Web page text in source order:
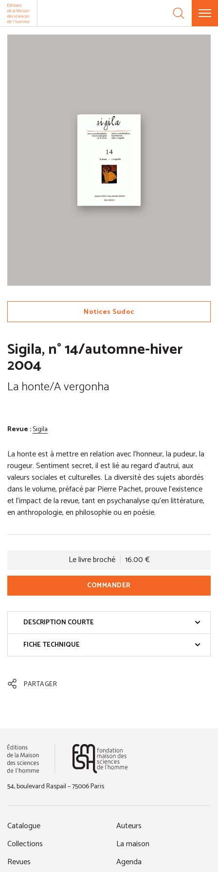
Aller au contenu
Notices Sudoc
Sigila, n° 14/automne-hiver
2004
La honte/A vergonha
Revue :Sigila
La honte est à mettre en relation avec l’honneur, la pudeur, la
rougeur. Sentiment secret, il est lié au regard d’autrui, aux
valeurs sociales et culturelles. La diversité des sujets abordés
dans le volume, préfacé par Pierre Pachet, prouve l’existence
et l’impact de la revue, tant en psychanalyse qu’en littérature,
en anthropologie, en philosophie ou en poésie.
Le livre broché 16.00 €
COMMANDER
DESCRIPTION COURTE
FICHE TECHNIQUE
PARTAGER
54, boulevard Raspail – 75006 Paris
Catalogue
Collections
Revues
Auteurs
La maison
Agenda